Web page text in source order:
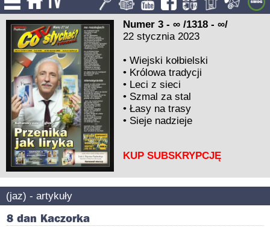
Numer 3 - ∞ /1318 - ∞/
22 stycznia 2023
•Wiejski kołbielski
• Królowa tradycji
• Leci z sieci
• Szmal za stal
•Łasy na trasy
• Sieje nadzieje
KUP SUBSKRYPCJĘ
(jaz) - artykuły
8 dan Kaczorka